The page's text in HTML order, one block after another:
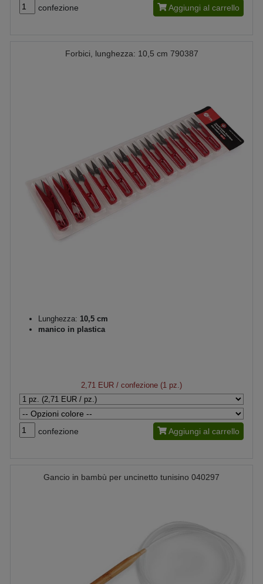
confezione Aggiungi al carrello
Forbici, lunghezza: 10,5 cm 790387
Lunghezza: 10,5 cm
manico in plastica
2,71 EUR / confezione (1 pz.)
confezione Aggiungi al carrello
Gancio in bambù per uncinetto tunisino 040297